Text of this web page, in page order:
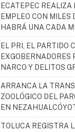
ECATEPEC REALIZA
EMPLEO CON MILES
HABRÁ UNA CADA
EL PRI, EL PARTIDO
EXGOBERNADORES
NARCO Y DELITOS
ARRANCA LA
ZOOLÓGICO DEL
EN
TOLUCA REGISTRA